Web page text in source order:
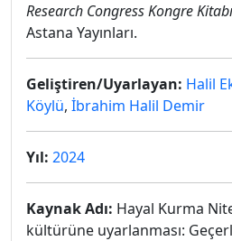
Research Congress Kongre Kitabı
Astana Yayınları.
Geliştiren/Uyarlayan: Halil
Köylü, İbrahim Halil Demir
Yıl: 2024
Kaynak Adı: Hayal Kurma
kültürüne uyarlanması: